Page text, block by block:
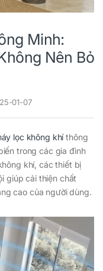
Minh:
Nên Bỏ
01-07
lọc không khíthông
trong các gia đình
khí, các thiết bị
giúp cải thiện chất
cao của người dùng.